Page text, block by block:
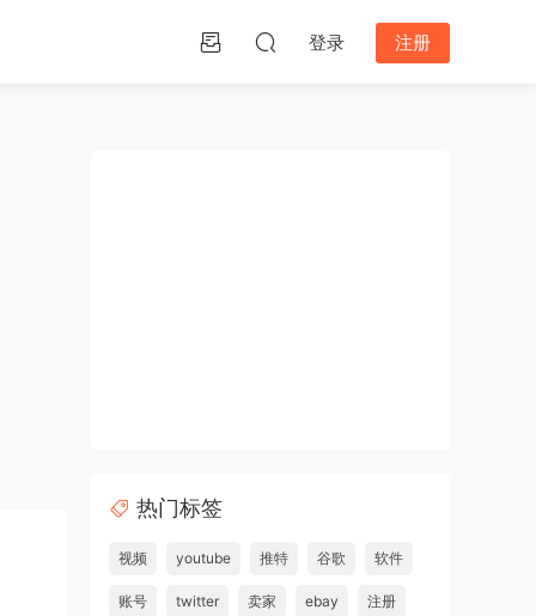
登录 注册
热门标签
视频 youtube 推特 谷歌 软件
账号 twitter 卖家 ebay 注册